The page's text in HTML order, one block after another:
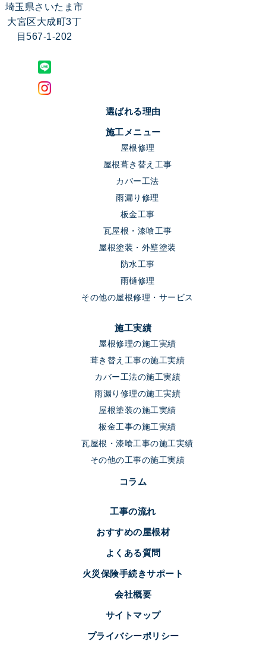
埼玉県さいたま市
大宮区大成町3丁
目567-1-202
選ばれる理由
施工メニュー
屋根修理
屋根葺き替え工事
カバー工法
雨漏り修理
板金工事
瓦屋根・漆喰工事
屋根塗装・外壁塗装
防水工事
雨樋修理
その他の屋根修理・サービス
施工実績
屋根修理の施工実績
葺き替え工事の施工実績
カバー工法の施工実績
雨漏り修理の施工実績
屋根塗装の施工実績
板金工事の施工実績
瓦屋根・漆喰工事の施工実績
その他の工事の施工実績
コラム
工事の流れ
おすすめの屋根材
よくある質問
火災保険手続きサポート
会社概要
サイトマップ
プライバシーポリシー